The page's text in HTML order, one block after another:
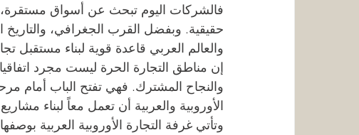
فالشركات اليوم تبحث عن أسواق
حقيقية. وبفضل القرب الجغرافي، والتاريخ
والعالم العربي قاعدة قوية لبناء مستقبل
إن مناطق التجارة الحرة ليست مجرد
والنجاح المشترك. فهي تفتح الباب أمام
الأوروبية والعربية أن تعمل معاً لبناء
وتأتي غرفة التجارة الأوروبية العربية